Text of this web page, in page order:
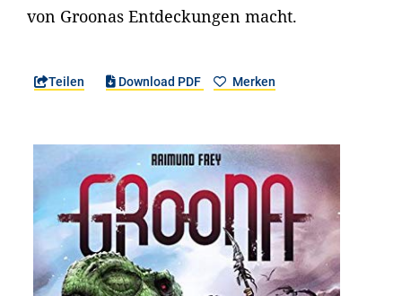
von Groonas Entdeckungen macht.
Teilen Download PDF Merken